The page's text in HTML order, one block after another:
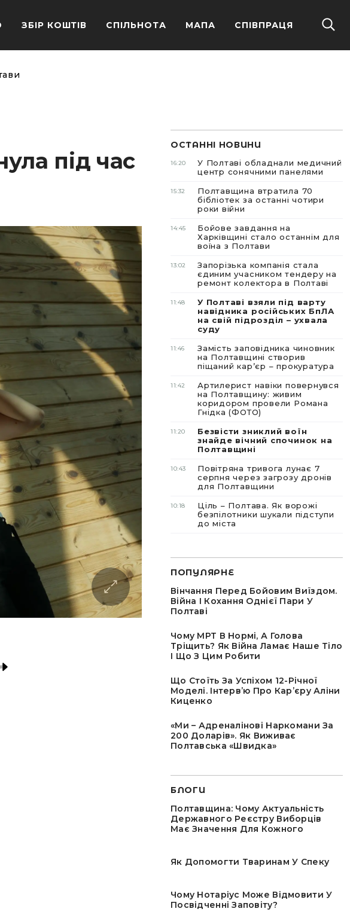
ЗБІР КОШТІВ СПІЛЬНОТА МАПА СПІВПРАЦЯ
під час
ОСТАННІ НОВИНИ
16:20
У Полтаві обладнали медичний
центр сонячними панелями
15:32
Полтавщина втратила 70
бібліотек за останні чотири
роки війни
14:45
Бойове завдання на
Харківщині стало останнім для
воїна з Полтави
13:02
Запорізька компанія стала
єдиним учасником тендеру на
ремонт колектора в Полтаві
11:48
У Полтаві взяли під варту
навідника російських БпЛА
на свій підрозділ – ухвала
суду
11:46
Замість заповідника чиновник
на Полтавщині створив
піщаний карʼєр – прокуратура
11:42
Артилерист навіки повернувся
на Полтавщину: живим
коридором провели Романа
Гнідка (ФОТО)
11:20
Безвісти зниклий воїн
знайде вічний спочинок на
Полтавщині
10:43
Повітряна тривога лунає 7
серпня через загрозу дронів
для Полтавщини
10:18
Ціль – Полтава. Як ворожі
безпілотники шукали підступи
до міста
ПОПУЛЯРНЕ
Вінчання Перед Бойовим Виїздом.
Війна І Кохання Однієї Пари У
Полтаві
Чому МРТ В Нормі, А Голова
Тріщить? Як Війна Ламає Наше Тіло
І Що З Цим Робити
Що Стоїть За Успіхом 12-Річної
Моделі. Інтервʼю Про Карʼєру Аліни
Киценко
«Ми – Адреналінові Наркомани За
200 Доларів». Як Виживає
Полтавська «швидка»
БЛОГИ
Полтавщина: Чому Актуальність
Державного Реєстру Виборців
Має Значення Для Кожного
Як Допомогти Тваринам У Спеку
Чому Нотаріус Може Відмовити У
Посвідченні Заповіту?